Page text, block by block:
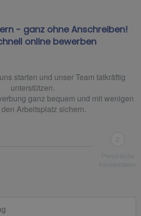
- ganz ohne Anschreiben!
online bewerben
starten und unser Team tatkräftig
unterstützen.
ganz bequem und mit wenigen
Arbeitsplatz sichern.
2